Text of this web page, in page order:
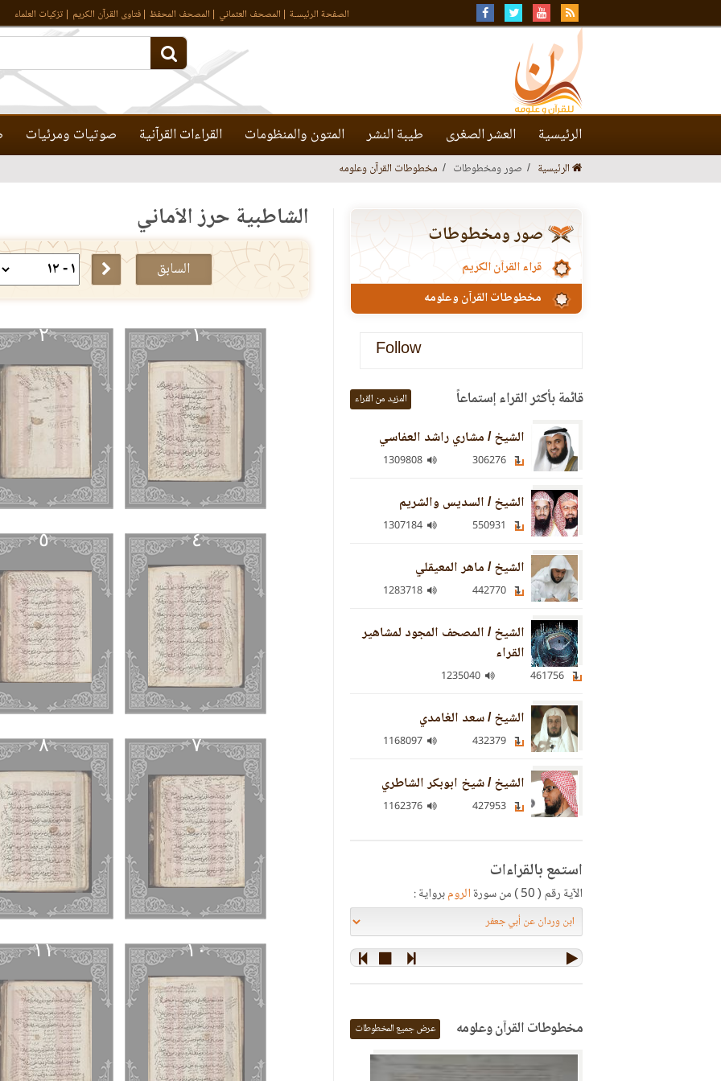
الصفحة الرئيسـة المصحف العثماني المصحف المحفظ فتاوى القرآن الكريم تزكيات العلماء
الرئيسية العشر الصغرى طيبة النشر المتون والمنظومات القراءات القرآنية صوتيات ومرئيات
الرئيسية صور ومخطوطات مخطوطات القرآن وعلومه
الشاطبية حرز الأماني
السابق
١ ٢
٤ ٥
٧ ٨
١٠ ١١
صور ومخطوطات
قراء القرآن الكريم
مخطوطات القرآن وعلومه
Follow
قائمة بأكثر القراء إستماعاً المزيد من القراء
الشيخ / مشاري راشد العفاسي
1309808
الشيخ / السديس والشريم
1307184
الشيخ / ماهر المعيقلي
1283718
الشيخ / المصحف المجود لمشاهير
القراء
1235040
الشيخ / سعد الغامدي
1168097
الشيخ / شيخ ابوبكر الشاطري
1162376
استمع بالقراءات
الآية رقم ( 50 ) من سورة الرومبرواية :
مخطوطات القرآن وعلومه عرض جميع المخطوطات